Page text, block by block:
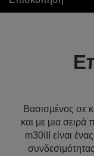
Βασισμένος σε
και με μια
m30III είναι